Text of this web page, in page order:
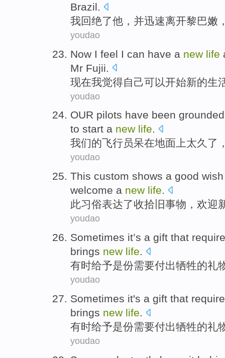
Brazil.
我回绝了他， 并迅速离开黎巴嫩
youdao
Now I feel I can have a new life
Mr Fujii
现在我觉得自己可以开始新的生
youdao
OUR pilots have been grounded
to start a new life.
我们的飞行员呆在地面上太久了
youdao
This custom shows a good wish
welcome a new life.
此习俗表达了收拾 旧事物 ， 欢迎
youdao
Sometimes it’s a gift that
brings new life.
有时给予是份需要付出牺牲的礼
youdao
Sometimes it's a gift that
brings new life.
有时给予是份需要付出牺牲的礼
youdao